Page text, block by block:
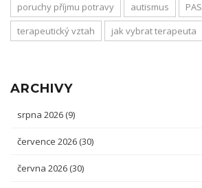
poruchy příjmu potravy
autismus PAS
terapeutický vztah
jak vybrat terapeuta
ARCHIVY
srpna 2026 (9)
července 2026 (30)
června 2026 (30)